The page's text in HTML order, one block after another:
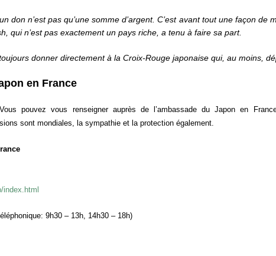
don n’est pas qu’une somme d’argent. C’est avant tout une façon
qui n’est pas exactement un pays riche, a tenu à faire sa part.
donner directement à la Croix-Rouge japonaise qui, au moins,
en France
pouvez vous renseigner auprès de l’ambassade du Japon en
sont mondiales, la sympathie et la protection également.
index.html
9h30 – 13h, 14h30 – 18h)